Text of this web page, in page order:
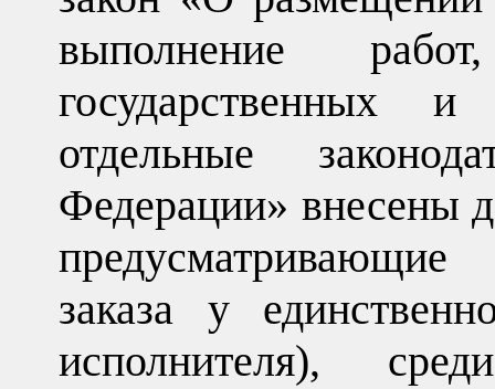
выполнение
государственных
отдельные
Федерации» внесены
заказа у
исполнителя),